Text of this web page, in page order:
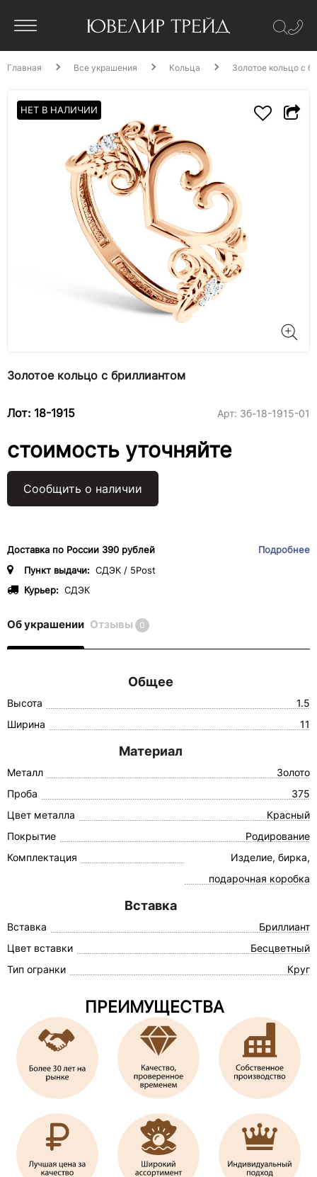
Главная Все украшения Кольца Золотое кольцо с
НЕТ В НАЛИЧИИ
Золотое кольцо с бриллиантом
Лот: 18-1915 Арт: 3б-18-1915-01
стоимость уточняйте
Сообщить о наличии
Доставка по России 390 рублей
Подробнее
Пункт выдачи: СДЭК / 5Post
Курьер: СДЭК
Об украшении Отзывы 0
Общее
Высота
1.5
Ширина
11
Материал
Металл
Золото
Проба
375
Цвет металла
Красный
Покрытие
Родирование
Комплектация
Изделие, бирка,
подарочная коробка
Вставка
Вставка
Бриллиант
Цвет вставки
Бесцветный
Тип огранки
Круг
ПРЕИМУЩЕСТВА